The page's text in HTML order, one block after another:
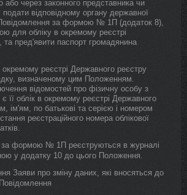
або через законного представника чи
відповідному органу державної
за формою № 1П (додаток 8),
для обліку в окремому реєстрі
та пред'явити паспорт громадянина
окремому реєстрі Державного реєстру
визначеному цим Положенням.
відомостей про фізичну особу з
її облік в окремому реєстрі Державного
ім'ям, по батькові та серією і номером
реєстраційного номера облікової
за формою № 1П реєструються в журналі
у додатку 10 до цього Положення.
Заяви про зміну даних, які вносяться до